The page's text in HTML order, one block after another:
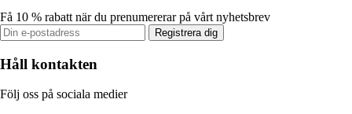
Få 10 % rabatt när du prenumererar på vårt nyhetsbrev
Registrera dig
Håll kontakten
Följ oss på sociala medier